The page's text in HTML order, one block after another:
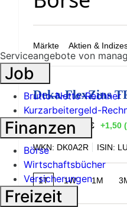
Märkte Aktien &
Deka-FlexZins
1.015,00 € +1,50
WKN: DK0A2R ISIN:
1T 1W 1M
Serviceangebote von
Job
Brutto-Netto-Rechner
Kurzarbeitergeld-
Finanzen
Börse
Wirtschaftsbücher
Versicherungen
Freizeit